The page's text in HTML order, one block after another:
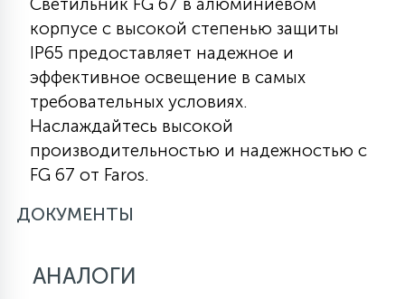
корпусе с высокой степенью защиты
IP65 предоставляет надежное и
эффективное освещение в самых
требовательных условиях.
Наслаждайтесь высокой
производительностью и надежностью с
FG 67 от Faros.
ДОКУМЕНТЫ
АНАЛОГИ